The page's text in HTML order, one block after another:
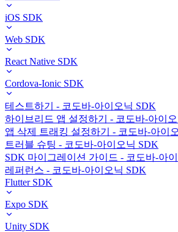
iOS SDK
Web SDK
React Native SDK
Cordova-Ionic SDK
테스트하기 - 코도바-아이오닉 SDK
하이브리드 앱 설정하기 - 코도바-아이
앱 삭제 트래킹 설정하기 - 코도바-아이
트러블 슈팅 - 코도바-아이오닉 SDK
SDK 마이그레이션 가이드 - 코도바-아
레퍼런스 - 코도바-아이오닉 SDK
Flutter SDK
Expo SDK
Unity SDK